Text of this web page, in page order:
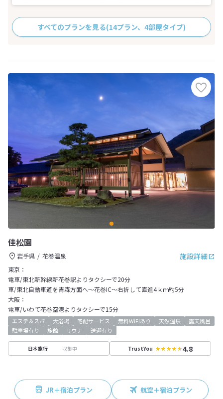
すべてのプランを見る(14プラン、4部屋タイプ)
佳松園
施設詳細
岩手県
花巻温泉
東京：
電車/東北新幹線新花巻駅よりタクシーで20分
車/東北自動車道を青森方面へ～花巻IC～右折して直進4ｋｍ約5分
大阪：
電車/いわて花巻空港よりタクシーで15分
エステ＆スパ 大浴場 宅配サービス 無料WiFiあり 天然温泉
露天風呂
駐車場有り
旅館 サウナ 送迎有り
日本旅行 収集中 TrustYou 4.8
JR＋宿泊プラン 航空＋宿泊プラン